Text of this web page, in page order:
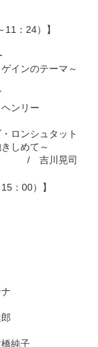
11：24）】
ンのテーマ～
ンリー
ンシュタット
しめて～
司
：00）】
純子